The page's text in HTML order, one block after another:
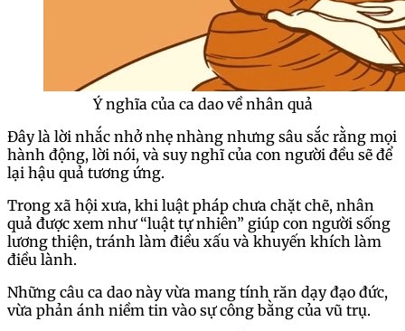
Ý nghĩa của ca dao về nhân quả
Đây là lời nhắc nhở nhẹ nhàng nhưng sâu sắc rằng mọi
hành động, lời nói, và suy nghĩ của con người đều sẽ để
lại hậu quả tương ứng.
Trong xã hội xưa, khi luật pháp chưa chặt chẽ, nhân
quả được xem như “luật tự nhiên” giúp con người sống
lương thiện, tránh làm điều xấu và khuyến khích làm
điều lành.
Những câu ca dao này vừa mang tính răn dạy đạo đức,
vừa phản ánh niềm tin vào sự công bằng của vũ trụ.